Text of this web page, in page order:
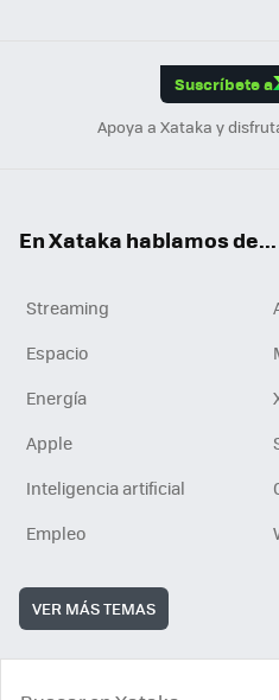
Suscríbete a
Apoya a Xataka y
En Xataka hablamos de...
Streaming
Espacio
Energía
Apple
Inteligencia artificial
Empleo
VER MÁS TEMAS